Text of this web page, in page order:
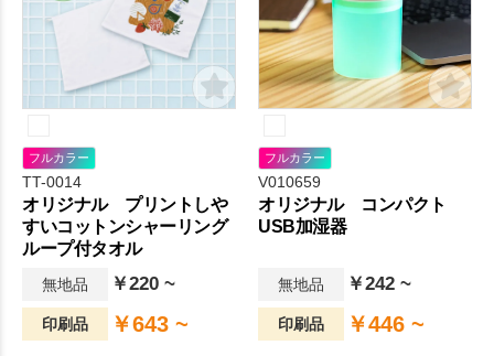
フルカラー
TT-0014
オリジナル プリントしや
すいコットンシャーリング
ループ付タオル
無地品 ￥220 ~
印刷品 ￥643 ~
フルカラー
V010659
オリジナル コンパクト
USB加湿器
無地品 ￥242 ~
印刷品 ￥446 ~